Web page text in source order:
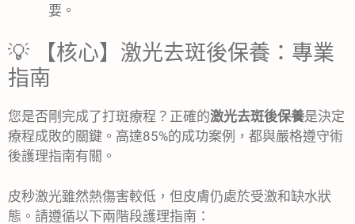
要。
💡 【核心】激光去斑後保養：專業
指南
您是否剛完成了打斑療程？正確的激光去斑後保養是決定
療程成敗的關鍵。高達85%的成功案例，都與嚴格遵守術
後護理指南有關。
皮秒激光雖然熱傷害較低，但皮膚仍處於受激和缺水狀
態。請遵循以下兩階段護理指南：